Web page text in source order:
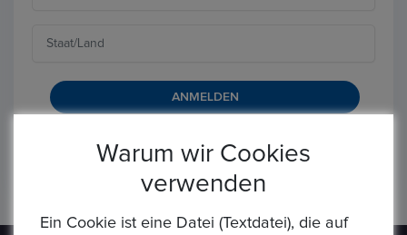
Haben Sie bereits einen Konto??Anmelden
Warum wir Cookies
verwenden
Ein Cookie ist eine Datei (Textdatei), die auf